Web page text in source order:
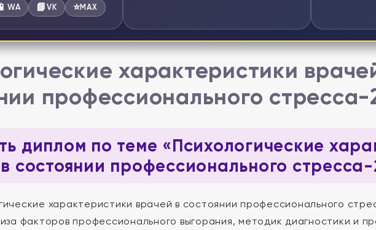
📱 WA 📘VK ⭐MAX
характеристики
профессионального стресса-
диплом по теме «Психологические
состоянии профессионального стресса-
характеристики врачей в состоянии профессионального
факторов профессионального выгорания, методик диагностики и